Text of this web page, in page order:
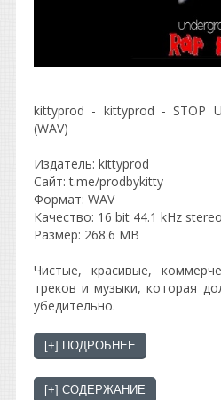
kittyprod - kittyprod - STOP
(WAV)
Издатель: kittyprod
Сайт: t.me/prodbykitty
Формат: WAV
Качество: 16 bit 44.1 kHz stereo
Размер: 268.6 MB
Чистые, красивые,
треков и музыки, которая
убедительно.